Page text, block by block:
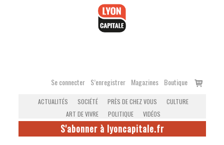
Se connecter S’enregistrer Magazines Boutique
Voir
ACTUALITÉS SOCIÉTÉ PRÈS DE CHEZ VOUS
CULTURE
ART DE VIVRE
POLITIQUE VIDÉOS
S'abonner à lyoncapitale.fr